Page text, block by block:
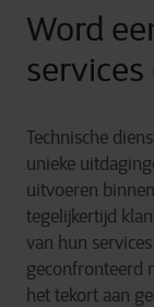
Word
Technische
unieke
uitvoeren
tegelijkertijd
van hun
geconfronteerd
het tekort aan